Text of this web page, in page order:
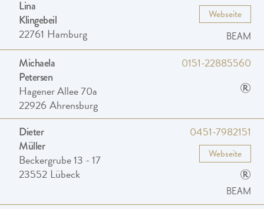
Lina
Klingebeil
22761 Hamburg
Webseite
BEAM
Michaela
Petersen
Hagener Allee 70a
22926 Ahrensburg
0151-22885560
®
Dieter
Müller
Beckergrube 13 - 17
23552 Lübeck
0451-7982151
Webseite
®
BEAM